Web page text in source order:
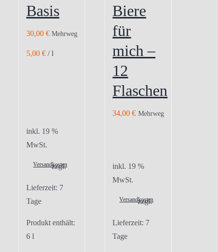
Basis
30,00 € Mehrweg
5,00 € /l
inkl. 19 %
MwSt.
zzgl.
Versandkosten
Lieferzeit: 7
Tage
Produkt enthält:
6 l
Biere
für
mich –
12
Flaschen
34,00€ Mehrweg
inkl. 19 %
MwSt.
zzgl.
Versandkosten
Lieferzeit: 7
Tage